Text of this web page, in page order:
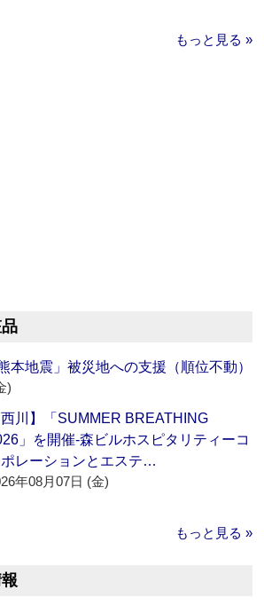
もっと見る »
本地震」被災地への支援（順位不動）
)
西川】「SUMMER BREATHING
」を開催‐森ビルホスピタリティーコ
レーションとエステ…
年08月07日 (金)
もっと見る »